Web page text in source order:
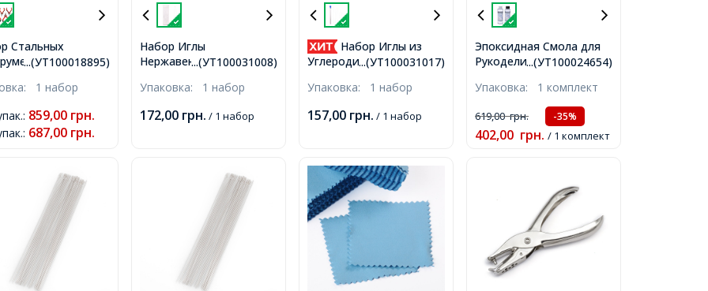
...(УТ100018895)
Стальных
на
5 шт/
1 набор
: 859,00 грн.
: 687,00 грн.
...(УТ100031008)
Набор Иглы
Нержавеющая Сталь,
Ушком, Бисерные,
57-125х0.3мм,
Упаковка: 1 набор
172,00 грн. / 1 набор
...(УТ100031017)
Набор Иглы из
Углеродистой Стали,
Ушком, Бисерные,
45-125х0.5х0.2мм, 6шт/
Упаковка: 1 набор
157,00 грн. / 1 набор
...(УТ100024654)
Эпоксидная Смола для
Рукоделия и Бижутерии,
A+B, 120мл/шт, 2шт,
Упаковка: 1 комплект
619,00грн. -35%
402,00 грн. / 1 комплект